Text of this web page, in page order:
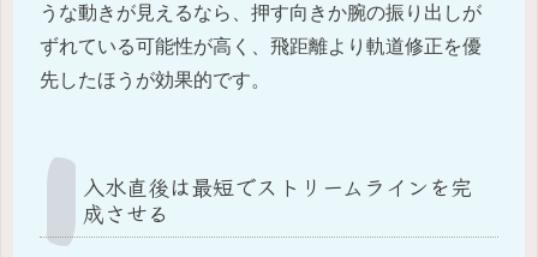
うな動きが見えるなら、押す向きか腕の振り出しが
ずれている可能性が高く、飛距離より軌道修正を優
先したほうが効果的です。
入水直後は最短でストリームラインを完
成させる